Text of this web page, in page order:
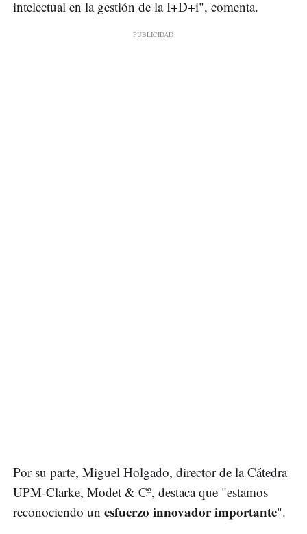
intelectual en la gestión de la I+D+i", comenta.
Por su parte, Miguel Holgado, director de la Cátedra
UPM-Clarke, Modet & Cº, destaca que "estamos
reconociendo un esfuerzo innovador importante".